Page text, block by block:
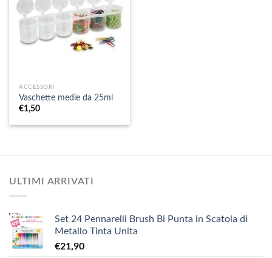
ACCESSORI
Vaschette medie da 25ml
€1,50
ULTIMI ARRIVATI
Set 24 Pennarelli Brush Bi Punta in Scatola di
Metallo Tinta Unita
€21,90